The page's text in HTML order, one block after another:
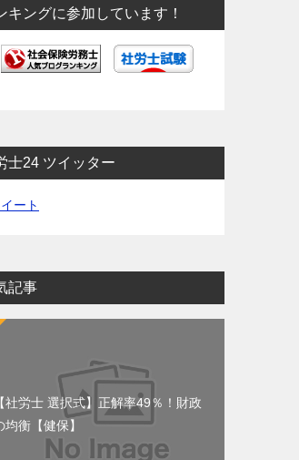
キングに参加しています！
士24 ツイッター
ート
記事
【社労士 選択式】正解率49％！財政
均衡【健保】